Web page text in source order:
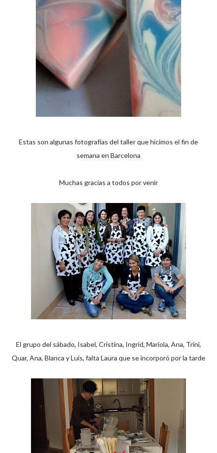
Estas son algunas fotografías del taller que hicimos el fin de
semana en Barcelona
Muchas gracias a todos por venir
El grupo del sábado, Isabel, Cristina, Ingrid, Mariola, Ana, Trini,
Quar, Ana, Blanca y Luis, falta Laura que se incorporó por la tarde